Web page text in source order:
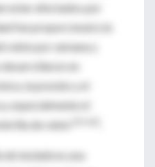
estar afectados por
fue proporcional a la
ratón por semana y
en
la presión y el
especialmente el
de ratón
de tecladoes una